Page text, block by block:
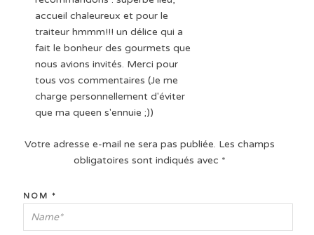
accueil chaleureux et pour le
traiteur hmmm!!! un délice qui a
fait le bonheur des gourmets que
nous avions invités. Merci pour
tous vos commentaires (Je me
charge personnellement d'éviter
que ma queen s'ennuie ;))
Votre adresse e-mail ne sera pas publiée. Les champs
obligatoires sont indiqués avec *
NOM *